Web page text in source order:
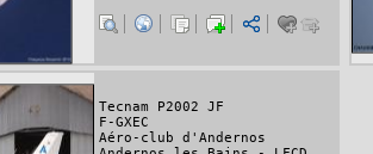
Tecnam P2002 JF
F-GXEC
Aéro-club d'Andernos